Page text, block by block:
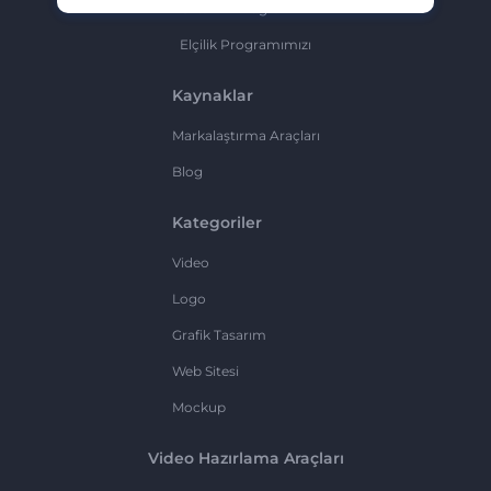
Elçilik Programımızı
Kaynaklar
Markalaştırma Araçları
Blog
Kategoriler
Video
Logo
Grafik Tasarım
Web Sitesi
Mockup
Video Hazırlama Araçları